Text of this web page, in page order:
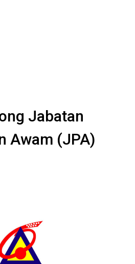
Jabatan
Awam (JPA)